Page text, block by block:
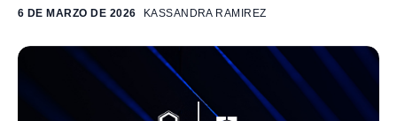
6 DE MARZO DE 2026 KASSANDRA RAMIREZ